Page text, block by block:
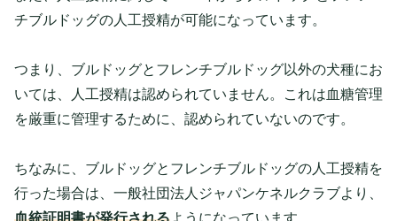
チブルドッグの人工授精が可能になっています。
つまり、ブルドッグとフレンチブルドッグ以外の犬種にお
いては、人工授精は認められていません。これは血糖管理
を厳重に管理するために、認められていないのです。
ちなみに、ブルドッグとフレンチブルドッグの人工授精を
行った場合は、一般社団法人ジャパンケネルクラブより、
血統証明書が発行されるようになっています。